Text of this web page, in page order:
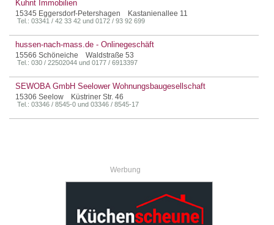
Kuhnt Immobilien
15345 Eggersdorf-Petershagen Kastanienallee 11
Tel.: 03341 / 42 33 42 und 0172 / 93 92 699
hussen-nach-mass.de - Onlinegeschäft
15566 Schöneiche Waldstraße 53
Tel.: 030 / 22502044 und 0177 / 6913397
SEWOBA GmbH Seelower Wohnungsbaugesellschaft
15306 Seelow Küstriner Str. 46
Tel.: 03346 / 8545-0 und 03346 / 8545-17
Werbung